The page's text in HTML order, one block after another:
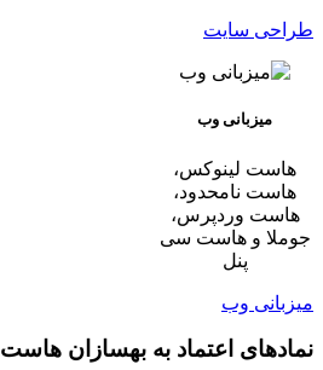
طراحی سایت
میزبانی وب
هاست لینوکس،
هاست نامحدود،
هاست وردپرس،
جوملا و هاست سی
پنل
میزبانی وب
نمادهای اعتماد به بهسازان هاست